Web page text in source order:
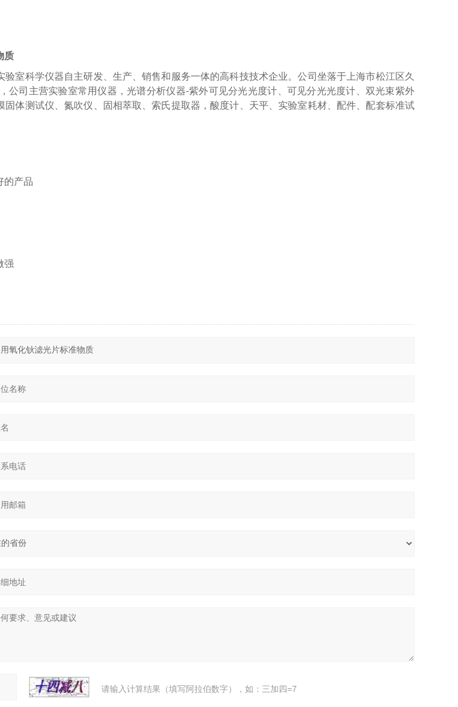
质
验室科学仪器自主研发、生产、销售和服务一体的高科技技术企业。公司坐落于上海市松江区久
公司主营实验室常用仪器，光谱分析仪器-紫外可见分光光度计、可见分光光度计、双光束紫外
固体测试仪、氮吹仪、固相萃取、索氏提取器，酸度计、天平、实验室耗材、配件、配套标准试
的产品
强
请输入计算结果（填写阿拉伯数字），如：三加四=7